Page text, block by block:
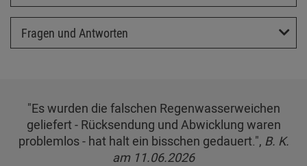
Fragen und Antworten
"Es wurden die falschen Regenwasserweichen
geliefert - Rücksendung und Abwicklung waren
problemlos - hat halt ein bisschen gedauert.", B. K.
am 11.06.2026